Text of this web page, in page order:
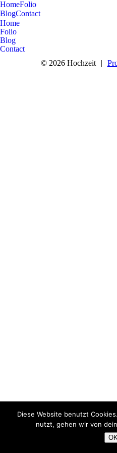
HomeFolio
BlogContact
Home
Folio
Blog
Contact
© 2026 Hochzeit
|
Diese Website benutzt
nutzt, gehen wir von